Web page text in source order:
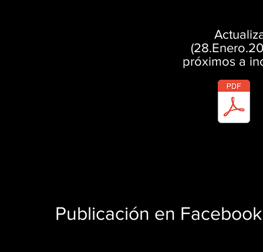
próximos a
Publicación en